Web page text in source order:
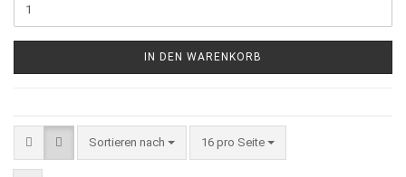
IN DEN WARENKORB
Sortieren nach 16 pro Seite